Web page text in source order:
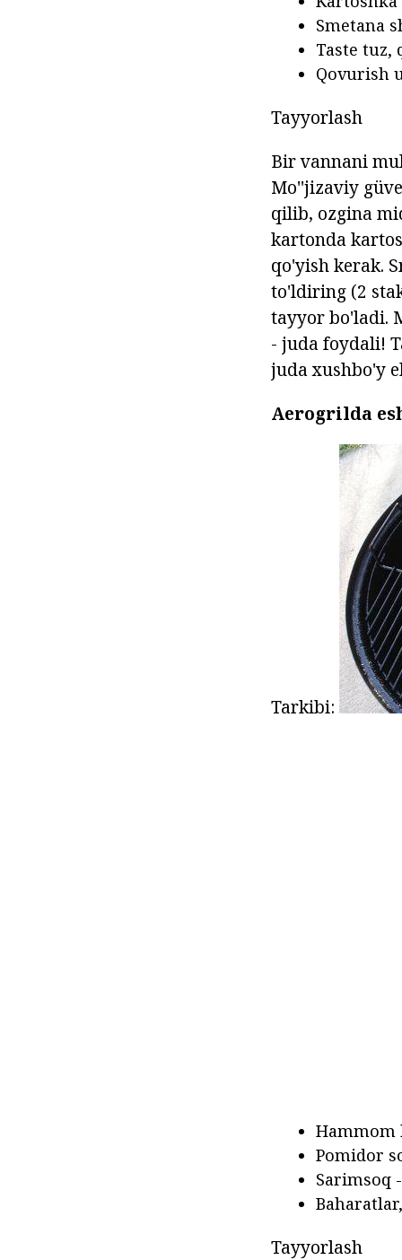
Smetana
Taste tuz,
Qovurish
Tayyorlash
Bir vannani
Mo''jizaviy
qilib, ozgina
kartonda
qo'yish kerak.
to'ldiring (2
tayyor bo'ladi.
- juda foydali!
juda xushbo'y
Aerogrilda
Tarkibi:
Hammom
Pomidor
Sarimsoq
Tayyorlash